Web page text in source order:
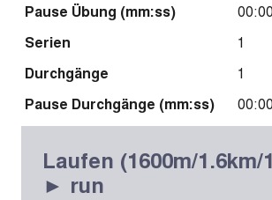
Pause Übung (mm:ss)
00:00
Serien
1
Durchgänge
1
Pause Durchgänge (mm:ss)
00:00
Laufen (1600m/1.6km/
► run